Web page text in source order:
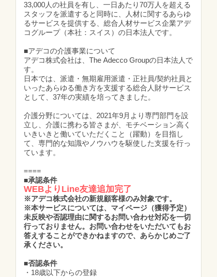
33,000人の社員を有し、一日あたり70万人を超える
スタッフを派遣すると同時に、人材に関するあらゆ
るサービスを提供する、総合人材サービス企業アデ
コグループ（本社：スイス）の日本法人です。
■アデコの介護事業について
アデコ株式会社は、The Adecco Groupの日本法人で
す。
日本では、派遣・無期雇用派遣・正社員/契約社員と
いったあらゆる働き方を支援する総合人財サービス
として、37年の実績を培ってきました。
介護分野については、2021年9月より専門部門を設
立し、介護に携わる皆さまが、モチベーション高く
いきいきと働いていただくこと（躍動）を目指し
て、専門的な知識やノウハウを駆使した支援を行っ
ています。
====
■承認条件
WEBよりLine友達追加完了
※アデコ株式会社の新規顧客様のみ対象です。
※本サービスについては、マイページ（獲得予定）
未反映や否認理由に関するお問い合わせ対応を一切
行っておりません。お問い合わせをいただいてもお
答えすることができかねますので、あらかじめご了
承ください。
■否認条件
・18歳以下からの登録